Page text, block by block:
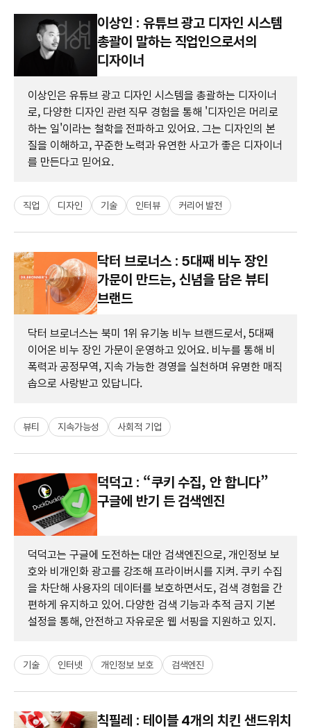
이상인 : 유튜브 광고 디자인 시스템
총괄이 말하는 직업인으로서의
디자이너
이상인은 유튜브 광고 디자인 시스템을 총괄하는 디자이너
로, 다양한 디자인 관련 직무 경험을 통해 '디자인은 머리로
하는 일'이라는 철학을 전파하고 있어요. 그는 디자인의 본
질을 이해하고, 꾸준한 노력과 유연한 사고가 좋은 디자이너
를 만든다고 믿어요.
직업 디자인 기술 인터뷰 커리어 발전
닥터 브로너스 : 5대째 비누 장인
가문이 만드는, 신념을 담은 뷰티
브랜드
닥터 브로너스는 북미 1위 유기농 비누 브랜드로서, 5대째
이어온 비누 장인 가문이 운영하고 있어요. 비누를 통해 비
폭력과 공정무역, 지속 가능한 경영을 실천하며 유명한 매직
솝으로 사랑받고 있답니다.
뷰티 지속가능성 사회적 기업
덕덕고 : “쿠키 수집, 안 합니다”
구글에 반기 든 검색엔진
덕덕고는 구글에 도전하는 대안 검색엔진으로, 개인정보 보
호와 비개인화 광고를 강조해 프라이버시를 지켜. 쿠키 수집
을 차단해 사용자의 데이터를 보호하면서도, 검색 경험을 간
편하게 유지하고 있어. 다양한 검색 기능과 추적 금지 기본
설정을 통해, 안전하고 자유로운 웹 서핑을 지원하고 있지.
기술 인터넷 개인정보 보호 검색엔진
칙필레 : 테이블 4개의 치킨 샌드위치